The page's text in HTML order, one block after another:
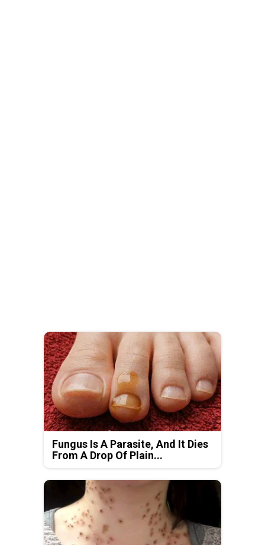
Fungus Is A Parasite, And It Dies
From A Drop Of Plain...